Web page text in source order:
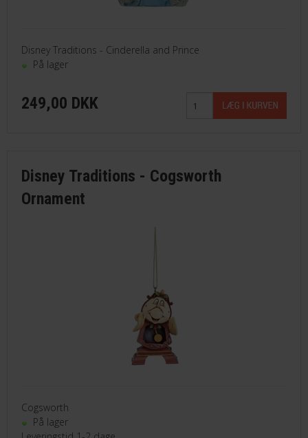
Disney Traditions - Cinderella and Prince
På lager
249,00 DKK
Disney Traditions - Cogsworth
Ornament
Cogsworth
På lager